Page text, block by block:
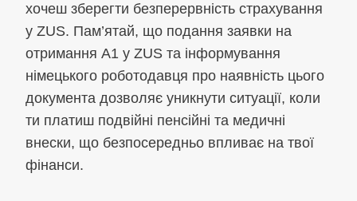
хочеш зберегти безперервність страхування
у ZUS. Пам’ятай, що подання заявки на
отримання A1 у ZUS та інформування
німецького роботодавця про наявність цього
документа дозволяє уникнути ситуації, коли
ти платиш подвійні пенсійні та медичні
внески, що безпосередньо впливає на твої
фінанси.